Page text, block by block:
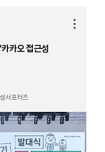
카오 접근성
서포터즈